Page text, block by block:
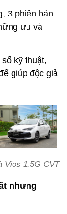
3 phiên bản
ưu và
kỹ thuật,
giúp độc giả
Vios 1.5G-CVT
nhưng